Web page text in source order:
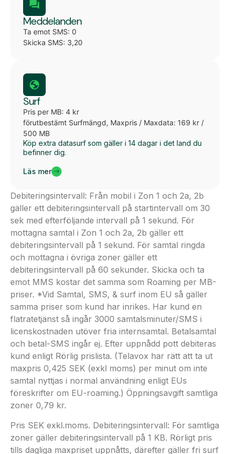
Meddelanden
Ta emot SMS: 0
Skicka SMS: 3,20
Surf
Pris per MB: 4 kr
förutbestämt Surfmängd, Maxpris / Maxdata: 169 kr /
500 MB
Köp extra datasurf som gäller i 14 dagar i det land du
befinner dig.
Läs mer
Debiteringsintervall: Från mobil i Zon 1 och 2a, 2b
gäller ett debiteringsintervall på startintervall om 30
sek med efterföljande intervall på 1 sekund. För
mottagna samtal i Zon 1 och 2a, 2b gäller ett
debiteringsintervall på 1 sekund. För samtal ringda
och mottagna i övriga zoner gäller ett
debiteringsintervall på 60 sekunder. Skicka och ta
emot MMS kostar det samma som Roaming per MB-
priser. *Vid Samtal, SMS, & surf inom EU så gäller
samma priser som kund har inrikes. Har kund en
flatratetjänst så ingår 3000 samtalsminuter/SMS i
licenskostnaden utöver fria internsamtal. Betalsamtal
och betal-SMS ingår ej. Efter uppnådd pott debiteras
kund enligt Rörlig prislista. (Telavox har rätt att ta ut
maxpris 0,425 SEK (exkl moms) per minut om inte
samtal nyttjas i normal användning enligt EUs
föreskrifter om EU-roaming.) Öppningsavgift samtliga
zoner 0,79 kr.
Pris SEK exkl.moms. Debiteringsintervall: För samtliga
zoner gäller debiteringsintervall på 1 KB. Rörligt pris
tills dagliga maxpriset uppnåtts, därefter gäller fri surf